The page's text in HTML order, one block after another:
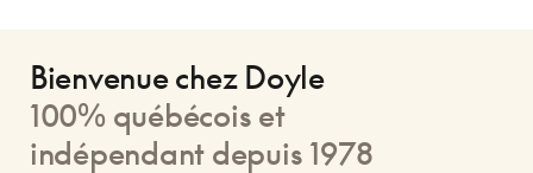
Bienvenue chez Doyle
100% québécois et
indépendant depuis 1978